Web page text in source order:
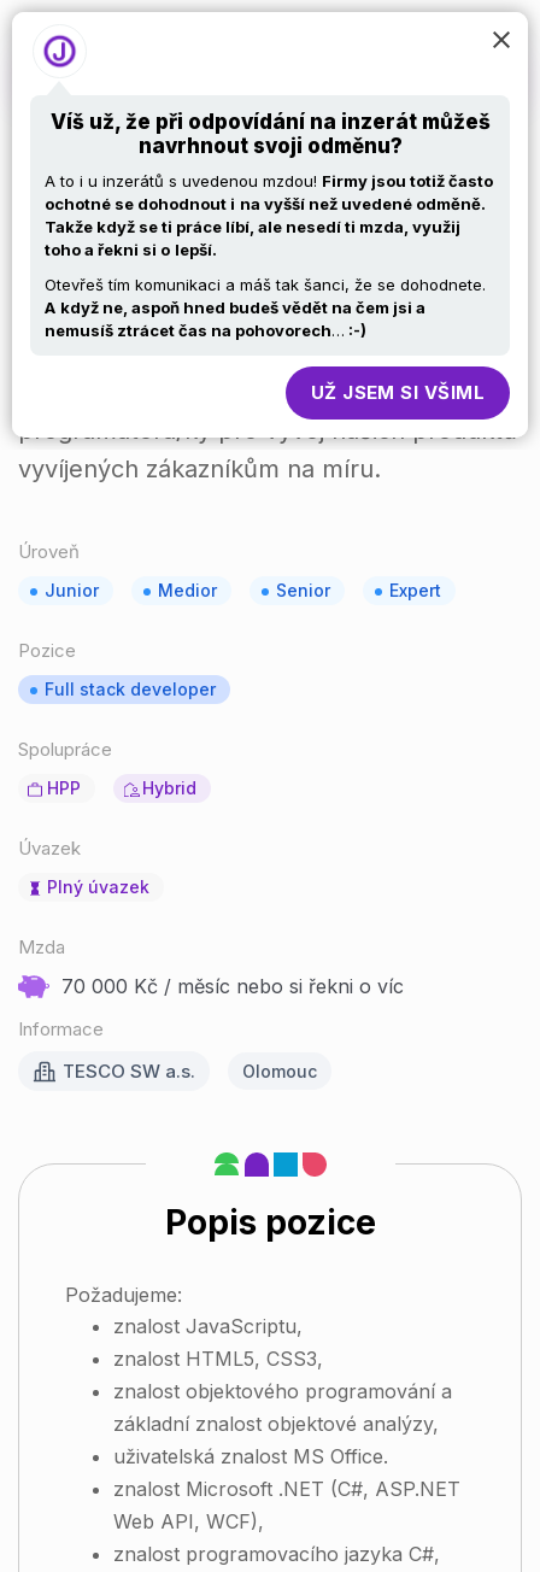
Programátor
Fullstack
Hledáme nového kolegu/kolegyni na pozici
programátora/ky pro vývoj našich produktů
vyvíjených zákazníkům na míru.
Úroveň
Junior Medior Senior Expert
Pozice
Full stack developer
Spolupráce
HPP Hybrid
Úvazek
Plný úvazek
Mzda
70 000 Kč / měsíc nebo si řekni o víc
Informace
TESCO SW a.s.
Olomouc
Popis pozice
Požadujeme:
znalost JavaScriptu,
znalost HTML5, CSS3,
znalost objektového programování a
základní znalost objektové analýzy,
uživatelská znalost MS Office.
znalost Microsoft .NET (C#, ASP.NET
Web API, WCF),
znalost programovacího jazyka C#,
Víš už, že při odpovídání na inzerát můžeš
navrhnout svoji odměnu?
A to i u inzerátů s uvedenou mzdou! Firmy jsou totiž často
ochotné se dohodnout i na vyšší než uvedené odměně.
Takže když se ti práce líbí, ale nesedí ti mzda, využij
toho a řekni si o lepší.
Otevřeš tím komunikaci a máš tak šanci, že se dohodnete.
A když ne, aspoň hned budeš vědět na čem jsi a
nemusíš ztrácet čas na pohovorech… :-)
UŽ JSEM SI VŠIML